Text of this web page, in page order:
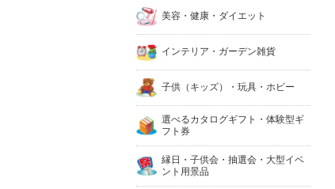
美容・健康・ダイエット
インテリア・ガーデン雑貨
子供（キッズ）・玩具・ホビー
選べるカタログギフト・体験型ギ
フト券
縁日・子供会・抽選会・大型イベ
ント用景品